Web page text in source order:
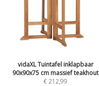
vidaXL Tuintafel inklapbaar
90x90x75 cm massief teakhout
€ 212,99